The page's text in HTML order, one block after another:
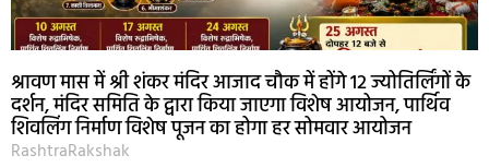
श्रावण मास में श्री शंकर मंदिर आजाद चौक में होंगे 12 ज्योतिर्लिंगों के
दर्शन, मंदिर समिति के द्वारा किया जाएगा विशेष आयोजन, पार्थिव
शिवलिंग निर्माण विशेष पूजन का होगा हर सोमवार आयोजन
RashtraRakshak